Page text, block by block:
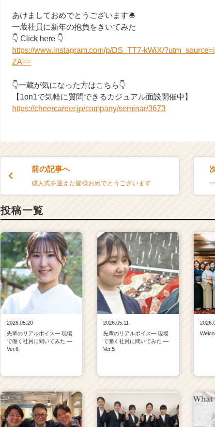
あけましておめでとうございます🎍
一蔵社員に新年の抱負をきいてみた
👇 Click here 👇
https://www.instagram.com/p/DS_TT7-kWiX/
ZA==
👇一蔵が気になった方はこちら👇
【1on1で気軽に質問できるカジュアル面談開催中】
https://cheercareer.jp/company/seminar/3673
前の記事へ
成人式を迎えた皆様おめでとうございます
投稿一覧
2026.05.20
先輩のリアルボイス― 現場
で働く社員に聞いてみた ―
Ver.6
2026.05.11
先輩のリアルボイス― 現場
で働く社員に聞いてみた ―
Ver.5